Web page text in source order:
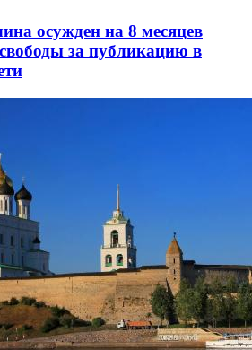
осужден на 8 месяцев
за публикацию в